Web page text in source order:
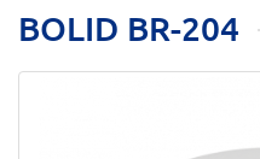
BOLID BR-204